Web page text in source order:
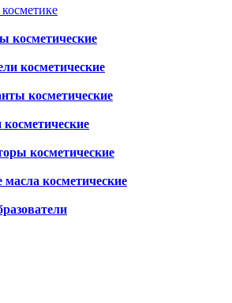
косметические
косметические
косметические
косметические
косметические